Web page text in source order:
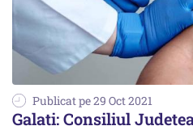
Publicat pe 29 Oct 2021
Galaţi: Consiliul